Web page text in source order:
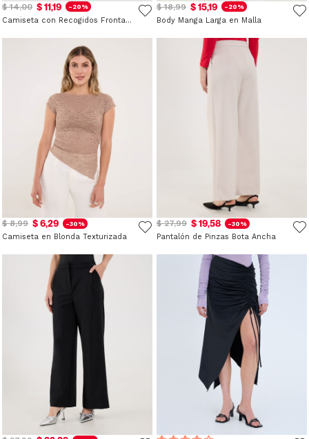
$ 14,00 $ 11,19 -20%
Camiseta con Recogidos Frontales
$ 18,99 $ 15,19 -20%
Body Manga Larga en Malla
$ 8,99 $ 6,29 -30%
Camiseta en Blonda Texturizada
$ 27,99 $ 19,58 -30%
Pantalón de Pinzas Bota Ancha